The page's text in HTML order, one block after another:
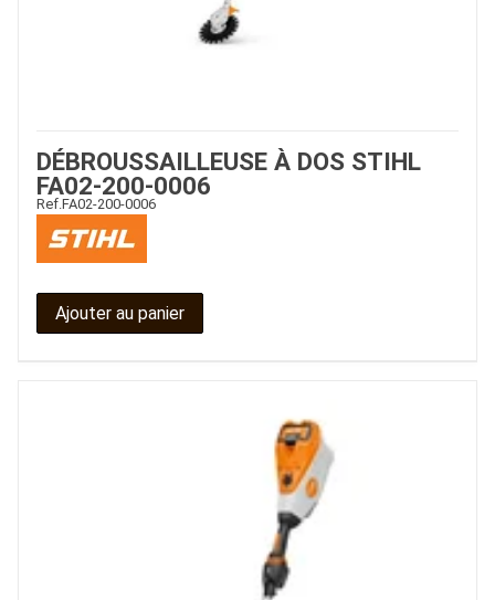
DÉBROUSSAILLEUSE À DOS STIHL
FA02-200-0006
Ref. FA02-200-0006
Ajouter au panier